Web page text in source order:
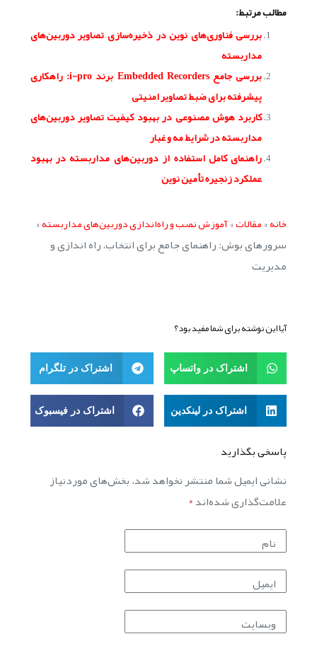
مطالب مرتبط:
بررسی فناوری‌های نوین در ذخیره‌سازی تصاویر دوربین‌های
مداربسته
بررسی جامع Embedded Recorders برند i-pro: راهکاری
پیشرفته برای ضبط تصاویر امنیتی
کاربرد هوش مصنوعی در بهبود کیفیت تصاویر دوربین‌های
مداربسته در شرایط مه و غبار
راهنمای کامل استفاده از دوربین‌های مداربسته در بهبود
عملکرد زنجیره تأمین نوین
خانه»مقالات»آموزش نصب و راه‌اندازی دوربین‌های مداربسته»
سرورهای بوش: راهنمای جامع برای انتخاب، راه اندازی و
مدیریت
آیا این نوشته برای شما مفید بود؟
اشتراک در واتساپ اشتراک در تلگرام
اشتراک در لینکدین اشتراک در فیسبوک
پاسخی بگذارید
نشانی ایمیل شما منتشر نخواهد شد.بخش‌های موردنیاز
علامت‌گذاری شده‌اند*
نام
ایمیل
وبسایت